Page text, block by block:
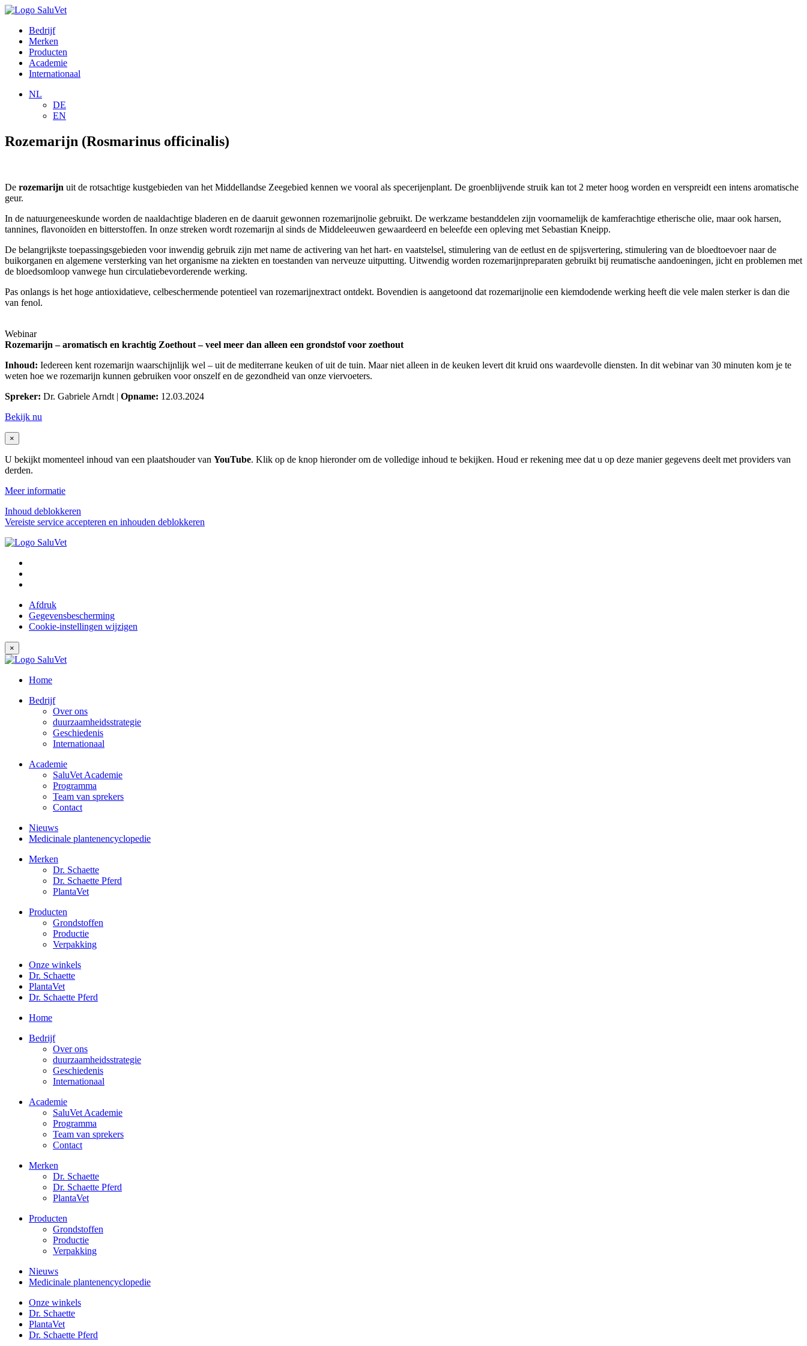
Bedrijf
Merken
Producten
Academie
Internationaal
NL
DE
EN
Rozemarijn (Rosmarinus officinalis)
De rozemarijn uit de rotsachtige kustgebieden van het Middellandse Zeegebied kennen we vooral als specerijenplant. De groenblijvende struik kan tot 2 meter hoog worden en verspreidt een intens aromatische
geur.
In de natuurgeneeskunde worden de naaldachtige bladeren en de daaruit gewonnen rozemarijnolie gebruikt. De werkzame bestanddelen zijn voornamelijk de kamferachtige etherische olie, maar ook harsen,
tannines, flavonoïden en bitterstoffen. In onze streken wordt rozemarijn al sinds de Middeleeuwen gewaardeerd en beleefde een opleving met Sebastian Kneipp.
De belangrijkste toepassingsgebieden voor inwendig gebruik zijn met name de activering van het hart- en vaatstelsel, stimulering van de eetlust en de spijsvertering, stimulering van de bloedtoevoer naar de
buikorganen en algemene versterking van het organisme na ziekten en toestanden van nerveuze uitputting. Uitwendig worden rozemarijnpreparaten gebruikt bij reumatische aandoeningen, jicht en problemen met
de bloedsomloop vanwege hun circulatiebevorderende werking.
Pas onlangs is het hoge antioxidatieve, celbeschermende potentieel van rozemarijnextract ontdekt. Bovendien is aangetoond dat rozemarijnolie een kiemdodende werking heeft die vele malen sterker is dan die
van fenol.
Webinar
Rozemarijn – aromatisch en krachtig Zoethout – veel meer dan alleen een grondstof voor zoethout
Inhoud: Iedereen kent rozemarijn waarschijnlijk wel – uit de mediterrane keuken of uit de tuin. Maar niet alleen in de keuken levert dit kruid ons waardevolle diensten. In dit webinar van 30 minuten kom je te
weten hoe we rozemarijn kunnen gebruiken voor onszelf en de gezondheid van onze viervoeters.
Spreker: Dr. Gabriele Arndt | Opname: 12.03.2024
Bekijk nu
×
U bekijkt momenteel inhoud van een plaatshouder van YouTube. Klik op de knop hieronder om de volledige inhoud te bekijken. Houd er rekening mee dat u op deze manier gegevens deelt met providers van
derden.
Meer informatie
Inhoud deblokkeren
Vereiste service accepteren en inhouden deblokkeren
Afdruk
Gegevensbescherming
Cookie-instellingen wijzigen
×
Home
Bedrijf
Over ons
duurzaamheidsstrategie
Geschiedenis
Internationaal
Academie
SaluVet Academie
Programma
Team van sprekers
Contact
Nieuws
Medicinale plantenencyclopedie
Merken
Dr. Schaette
Dr. Schaette Pferd
PlantaVet
Producten
Grondstoffen
Productie
Verpakking
Onze winkels
Dr. Schaette
PlantaVet
Dr. Schaette Pferd
Home
Bedrijf
Over ons
duurzaamheidsstrategie
Geschiedenis
Internationaal
Academie
SaluVet Academie
Programma
Team van sprekers
Contact
Merken
Dr. Schaette
Dr. Schaette Pferd
PlantaVet
Producten
Grondstoffen
Productie
Verpakking
Nieuws
Medicinale plantenencyclopedie
Onze winkels
Dr. Schaette
PlantaVet
Dr. Schaette Pferd